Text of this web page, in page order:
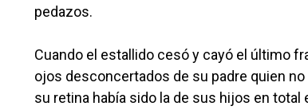
pedazos.
Cuando el estallido cesó y cayó el último
ojos desconcertados de su padre quien
su retina había sido la de sus hijos en